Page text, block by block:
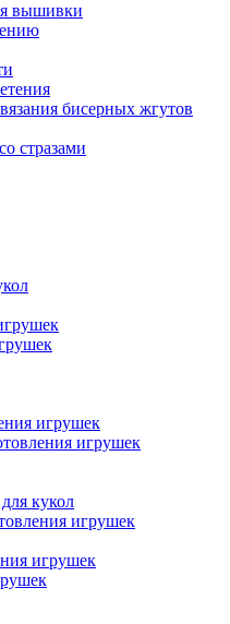
вышивки
бисерных жгутов
стразами
игрушек
игрушек
кукол
игрушек
игрушек